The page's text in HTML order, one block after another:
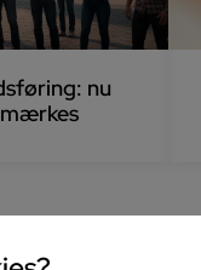
nu